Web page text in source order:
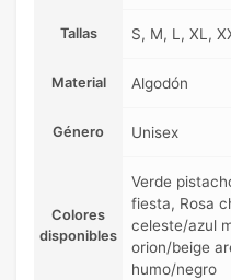
Tallas S, M, L, XL,
Material Algodón
Género Unisex
Colores
disponibles
Verde
fiesta, Rosa
celeste/azul
orion/beige
humo/negro